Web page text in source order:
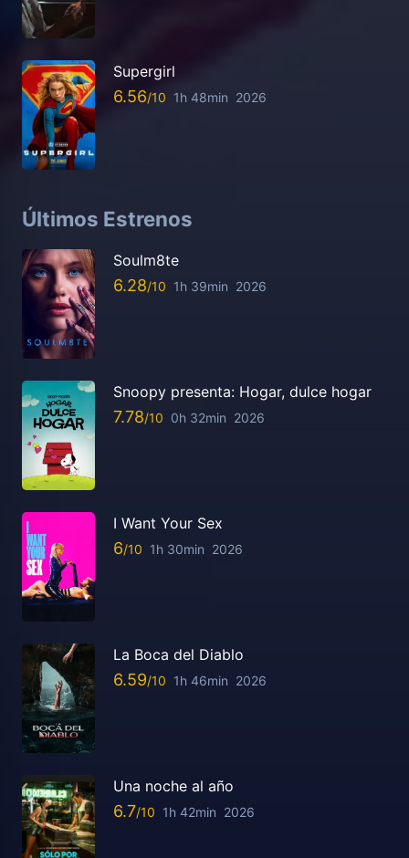
Supergirl
6.56 1h 48min 2026
Últimos Estrenos
Soulm8te
6.28 1h 39min 2026
Snoopy presenta: Hogar, dulce hogar
7.78 0h 32min 2026
I Want Your Sex
6 1h 30min 2026
La Boca del Diablo
6.59 1h 46min 2026
Una noche al año
6.7 1h 42min 2026